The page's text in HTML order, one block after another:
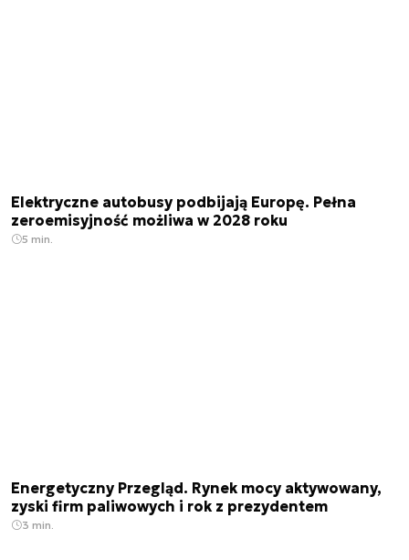
Elektryczne autobusy podbijają Europę. Pełna
zeroemisyjność możliwa w 2028 roku
5 min.
Energetyczny Przegląd. Rynek mocy aktywowany,
zyski firm paliwowych i rok z prezydentem
3 min.